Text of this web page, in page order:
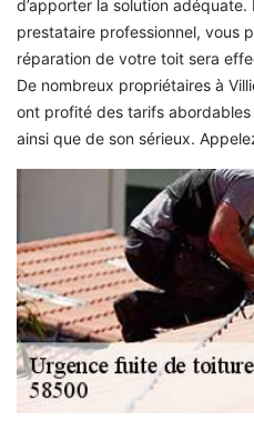
d’apporter la solution
prestataire professionnel, vous
réparation de votre toit sera
De nombreux propriétaires à
ont profité des tarifs abordables
ainsi que de son sérieux.